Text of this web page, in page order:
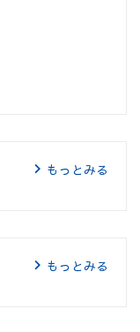
もっとみる
もっとみる